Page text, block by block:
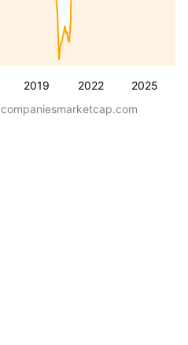
2019 2022 2025
companiesmarketcap.com